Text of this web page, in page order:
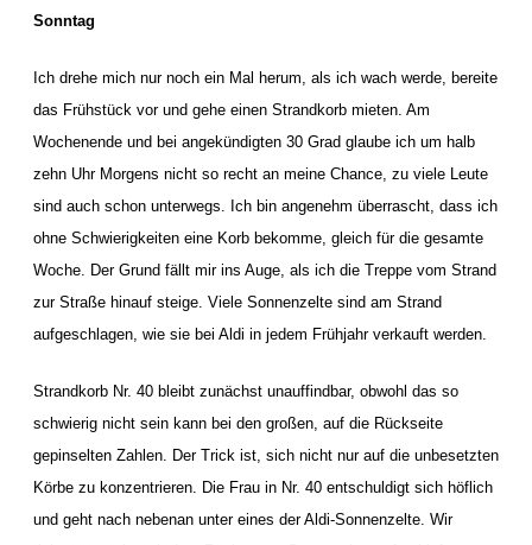
Sonntag
Ich drehe mich nur noch ein Mal herum, als ich wach werde, bereite
das Frühstück vor und gehe einen Strandkorb mieten. Am
Wochenende und bei angekündigten 30 Grad glaube ich um halb
zehn Uhr Morgens nicht so recht an meine Chance, zu viele Leute
sind auch schon unterwegs. Ich bin angenehm überrascht, dass ich
ohne Schwierigkeiten eine Korb bekomme, gleich für die gesamte
Woche. Der Grund fällt mir ins Auge, als ich die Treppe vom Strand
zur Straße hinauf steige. Viele Sonnenzelte sind am Strand
aufgeschlagen, wie sie bei Aldi in jedem Frühjahr verkauft werden.
Strandkorb Nr. 40 bleibt zunächst unauffindbar, obwohl das so
schwierig nicht sein kann bei den großen, auf die Rückseite
gepinselten Zahlen. Der Trick ist, sich nicht nur auf die unbesetzten
Körbe zu konzentrieren. Die Frau in Nr. 40 entschuldigt sich höflich
und geht nach nebenan unter eines der Aldi-Sonnenzelte. Wir